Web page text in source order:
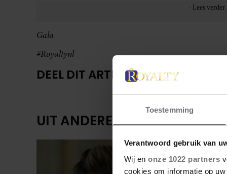
Toestemming
Verantwoord gebruik van
Wij en onze 1022 partners
cookies om informatie op
Gala
#Royaltynl
DEEL DIT ARTIKEL OP SOCIAL
UIT ANDERE MEDIA